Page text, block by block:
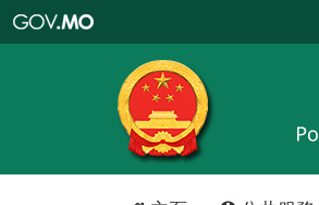
特
政
區
政
口